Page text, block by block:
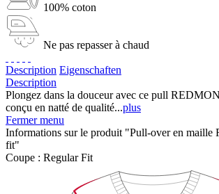
100% coton
Ne pas repasser à chaud
Description Eigenschaften
Description
Plongez dans la douceur avec ce pull
conçu en natté de qualité...plus
Fermer menu
Informations sur le produit "Pull-over en
fit"
Coupe : Regular Fit